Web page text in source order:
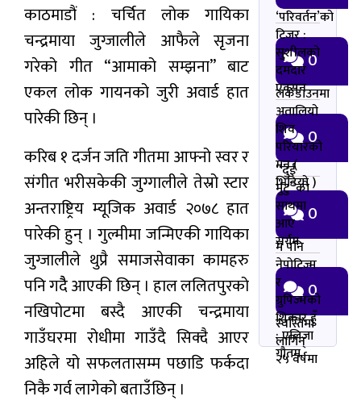
काठमाडौं : चर्चित लोक गायिका
चन्द्रमाया जुग्जालीले आफैले सृजना
गरेको गीत “आमाको सम्झना” बाट
एकल लोक गायनको जुरी अवार्ड हात
पारेकी छिन् ।
करिब १ दर्जन जति गीतमा आफ्नो स्वर र
संगीत भरीसकेकी जुग्गालीले तेस्रो स्टार
अन्तराष्ट्रिय म्यूजिक अवार्ड २०७८ हात
पारेकी हुन् । गुल्मीमा जन्मिएकी गायिका
जुग्जालीले थुप्रै समाजसेवाका कामहरु
पनि गदैै आएकी छिन् । हाल ललितपुरको
नखिपोटमा बस्दै आएकी चन्द्रमाया
गाउँघरमा रोधीमा गाउँदै सिक्दै आएर
अहिले यो सफलतासम्म पछाडि फर्कदा
निकै गर्व लागेको बताउँछिन् ।
‘परिवर्तन’को
टिजर :
सुशीलको
दमदार
एक्सन
0
लकडाउनमा
अतालियो
शिव
परियारको
मन (
भिडियो )
0
“दुई
मुटु”को
साथमा
आए
सर्गम
0
म पनि
नेपोटिज्म
र
ग्रुपिज्मको
शिकार हुँ
: एलिजा
गौतम
0
स्वस्तिमा
लागिन्
२५ वर्षमा